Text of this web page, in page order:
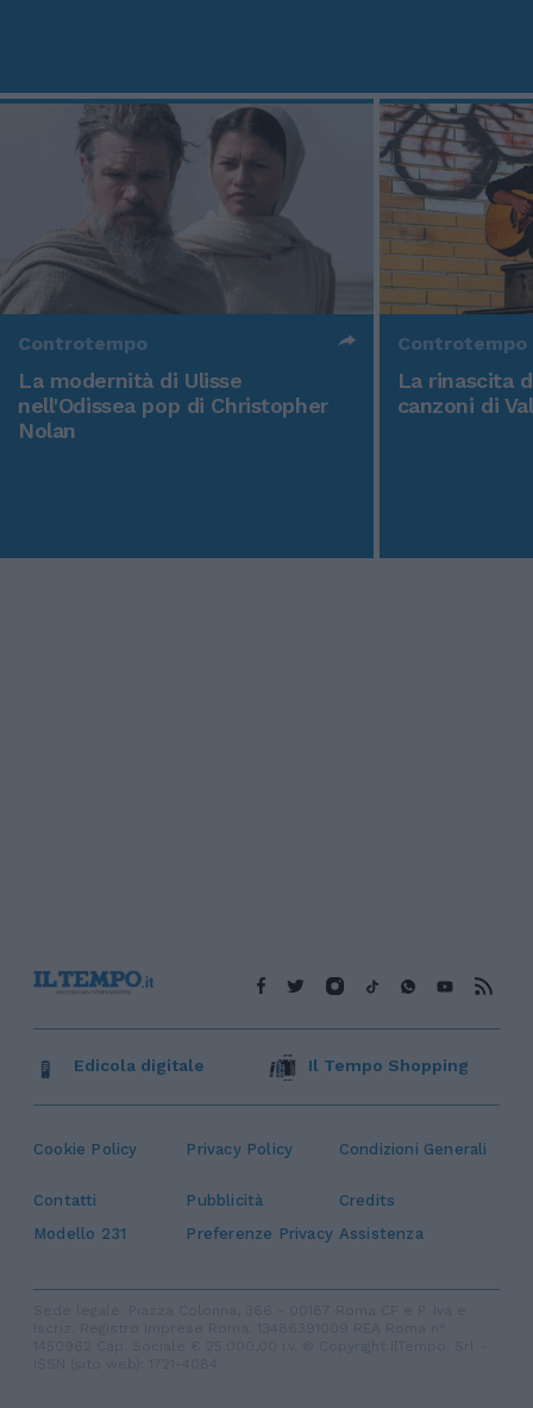
Controtempo
La modernità di Ulisse
nell'Odissea pop di Christopher
Nolan
Controtempo
La rinascita
canzoni di
Cookie Policy Privacy Policy Condizioni Generali
Contatti Pubblicità
Credits
Modello 231
Preferenze Privacy Assistenza
Edicola digitale Il Tempo Shopping